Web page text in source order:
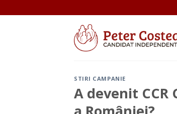
to
STIRI CAMPANIE
A devenit CCR